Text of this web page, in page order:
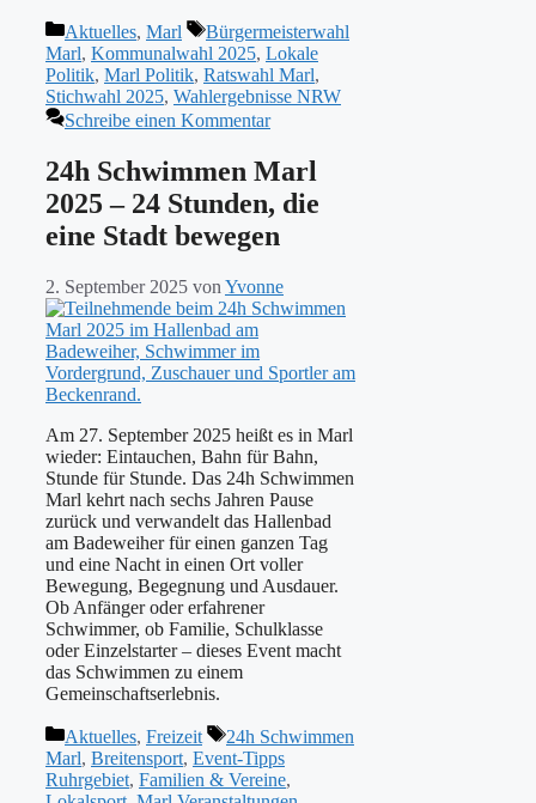
Kategorien
Aktuelles, Marl Schlagwörter
Bürgermeisterwahl
Marl, Kommunalwahl 2025, Lokale
Politik, Marl Politik, Ratswahl Marl,
Stichwahl 2025, Wahlergebnisse NRW
Schreibe einen Kommentar
24h Schwimmen Marl
2025 – 24 Stunden, die
eine Stadt bewegen
2. September 2025 von Yvonne
Am 27. September 2025 heißt es in Marl
wieder: Eintauchen, Bahn für Bahn,
Stunde für Stunde. Das 24h Schwimmen
Marl kehrt nach sechs Jahren Pause
zurück und verwandelt das Hallenbad
am Badeweiher für einen ganzen Tag
und eine Nacht in einen Ort voller
Bewegung, Begegnung und Ausdauer.
Ob Anfänger oder erfahrener
Schwimmer, ob Familie, Schulklasse
oder Einzelstarter – dieses Event macht
das Schwimmen zu einem
Gemeinschaftserlebnis.
Kategorien
Aktuelles, Freizeit Schlagwörter
24h Schwimmen
Marl, Breitensport, Event-Tipps
Ruhrgebiet, Familien & Vereine,